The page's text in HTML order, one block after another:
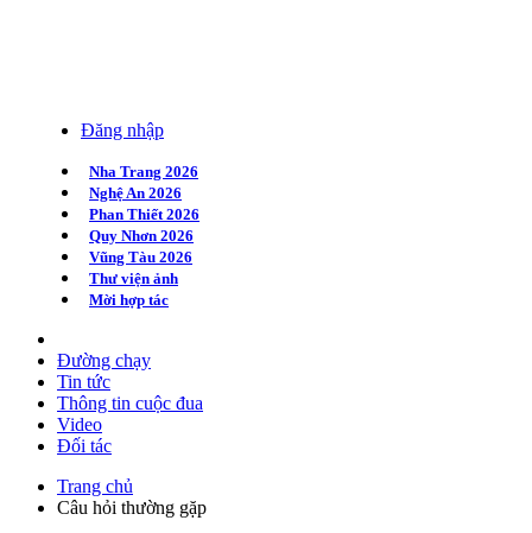
Đăng nhập
Nha Trang 2026
Nghệ An 2026
Phan Thiết 2026
Quy Nhơn 2026
Vũng Tàu 2026
Thư viện ảnh
Mời hợp tác
Đường chạy
Tin tức
Thông tin cuộc đua
Video
Đối tác
Trang chủ
Câu hỏi thường gặp